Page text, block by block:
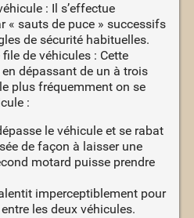
: Il s’effectue
« sauts de puce » successifs
de sécurité habituelles.
file de véhicules : Cette
en dépassant de un à trois
plus fréquemment on se
:
le véhicule et se rabat
de façon à laisser une
motard puisse prendre
imperceptiblement pour
les deux véhicules.